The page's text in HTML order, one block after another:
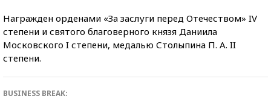
Награжден орденами «За заслуги перед Отечеством» IV
степени и святого благоверного князя Даниила
Московского I степени, медалью Столыпина П. А. II
степени.
BUSINESS BREAK: